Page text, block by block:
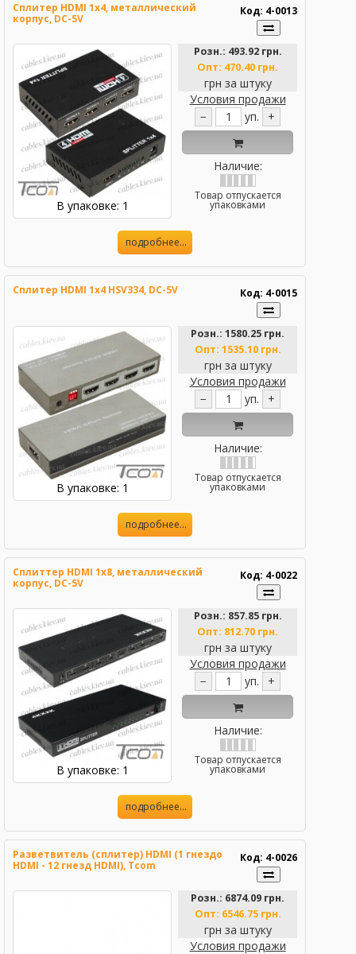
Сплитер HDMI 1x4, металлический
корпус, DC-5V
Код: 4-0013
В упаковке: 1
Розн.: 493.92 грн.
Опт: 470.40 грн.
грн за штуку
Условия продажи
−
уп. +
Наличие:
Товар отпускается
упаковками
подробнее...
Сплитер HDMI 1x4 HSV334, DC-5V Код: 4-0015
В упаковке: 1
Розн.: 1580.25 грн.
Опт: 1535.10 грн.
грн за штуку
Условия продажи
−
уп. +
Наличие:
Товар отпускается
упаковками
подробнее...
Сплиттер HDMI 1x8, металлический
корпус, DC-5V
Код: 4-0022
В упаковке: 1
Розн.: 857.85 грн.
Опт: 812.70 грн.
грн за штуку
Условия продажи
−
уп. +
Наличие:
Товар отпускается
упаковками
подробнее...
Разветвитель (сплитер) HDMI (1 гнездо
HDMI - 12 гнезд HDMI), Tcom
Код: 4-0026
Розн.: 6874.09 грн.
Опт: 6546.75 грн.
грн за штуку
Условия продажи